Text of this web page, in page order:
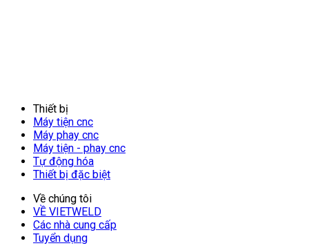
Thiết bị
Máy tiện cnc
Máy phay cnc
Máy tiện - phay cnc
Tự động hóa
Thiết bị đặc biệt
Về chúng tôi
VỀ VIETWELD
Các nhà cung cấp
Tuyển dụng